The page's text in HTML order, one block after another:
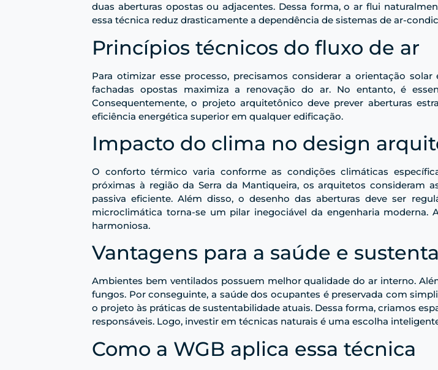
duas aberturas opostas ou adjacentes. Dessa forma, o ar flui
essa técnica reduz drasticamente a dependência de sistemas de ar-
Princípios técnicos do fluxo de ar
Para otimizar esse processo, precisamos considerar a orientação
fachadas opostas maximiza a renovação do ar. No entanto, é
Consequentemente, o projeto arquitetônico deve prever aberturas
eficiência energética superior em qualquer edificação.
Impacto do clima no design
O conforto térmico varia conforme as condições climáticas
próximas à região da Serra da Mantiqueira, os arquitetos
passiva eficiente. Além disso, o desenho das aberturas deve ser
microclimática torna-se um pilar inegociável da engenharia
harmoniosa.
Vantagens para a saúde e
Ambientes bem ventilados possuem melhor qualidade do ar interno.
fungos. Por conseguinte, a saúde dos ocupantes é preservada com
o projeto às práticas de sustentabilidade atuais. Dessa forma, criamos
responsáveis. Logo, investir em técnicas naturais é uma escolha
Como a WGB aplica essa técnica